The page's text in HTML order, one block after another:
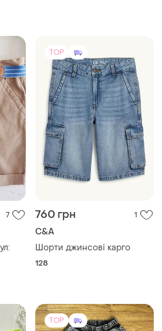
7
TOP
760 грн 1
C&A
Шорти джинсові карго
128
TOP